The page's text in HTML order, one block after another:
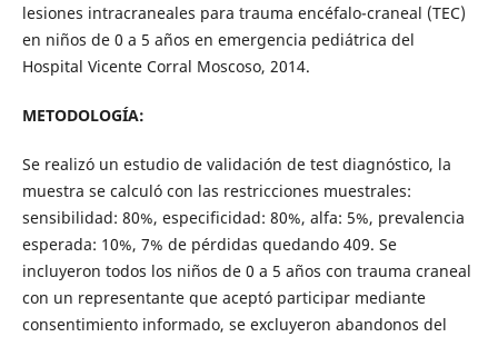
lesiones intracraneales para trauma encéfalo-craneal (TEC)
en niños de 0 a 5 años en emergencia pediátrica del
Hospital Vicente Corral Moscoso, 2014.
METODOLOGÍA:
Se realizó un estudio de validación de test diagnóstico, la
muestra se calculó con las restricciones muestrales:
sensibilidad: 80%, especificidad: 80%, alfa: 5%, prevalencia
esperada: 10%, 7% de pérdidas quedando 409. Se
incluyeron todos los niños de 0 a 5 años con trauma craneal
con un representante que aceptó participar mediante
consentimiento informado, se excluyeron abandonos del